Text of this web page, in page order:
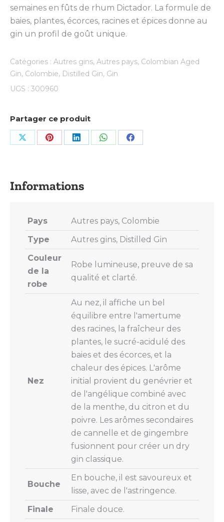
semaines en fûts de rhum Dictador. La formule de
baies, plantes, écorces, racines et épices donne au
gin un profil de goût unique.
Catégories : Autres gins, Autres pays, Colombian Aged
Gin, Colombie, Distilled Gin, Gin
UGS : 300960
Partager ce produit
Share Share Share Share Share
Pays
Autres pays, Colombie
Type
Autres gins, Distilled Gin
Couleur
de la
robe
Robe lumineuse, preuve de sa
qualité et clarté.
Nez
Au nez, il affiche un bel
équilibre entre l'amertume
des racines, la fraîcheur des
plantes, le sucré-acidulé des
baies et des écorces, et la
chaleur des épices. L'arôme
initial provient du genévrier et
de l'angélique combiné avec
de la menthe, du citron et du
poivre. Les arômes secondaires
de cannelle et de gingembre
fusionnent pour créer un dry
gin classique.
Bouche
En bouche, il est savoureux et
lisse, avec de l'astringence.
Finale
Finale douce.